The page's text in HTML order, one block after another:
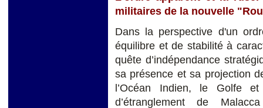
militaires de la nouvelle
Dans la perspective d'un
équilibre et de stabilité à
quête d’indépendance
sa présence et sa projection
l’Océan Indien, le Golfe
d’étranglement de